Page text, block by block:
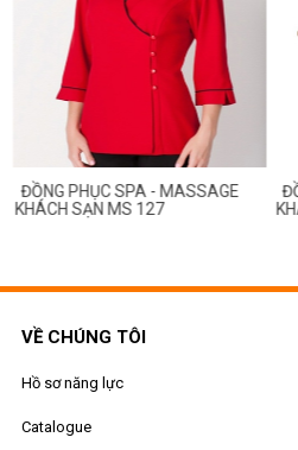
ĐỒNG PHỤC SPA - MASSAGE
KHÁCH SẠN MS 126
VỀ CHÚNG TÔI
Hồ sơ năng lực
Catalogue